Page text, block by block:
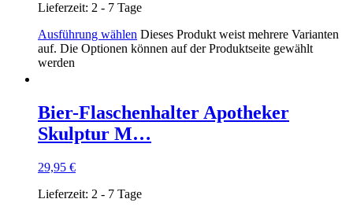
Lieferzeit: 2 - 7 Tage
Ausführung wählen Dieses Produkt weist mehrere Varianten
auf. Die Optionen können auf der Produktseite gewählt
werden
Bier-Flaschenhalter Apotheker
Skulptur M…
29,95 €
Lieferzeit: 2 - 7 Tage